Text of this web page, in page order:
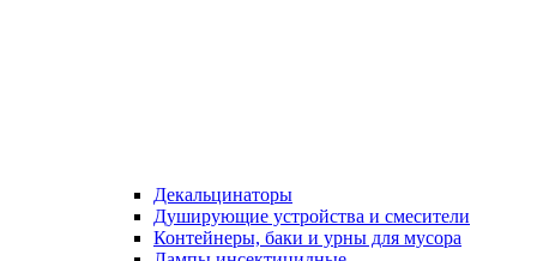
Декальцинаторы
Душирующие устройства и смесители
Контейнеры, баки и урны для мусора